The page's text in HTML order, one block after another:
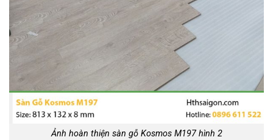
Ảnh hoàn thiện sàn gỗ Kosmos M197 hình 2